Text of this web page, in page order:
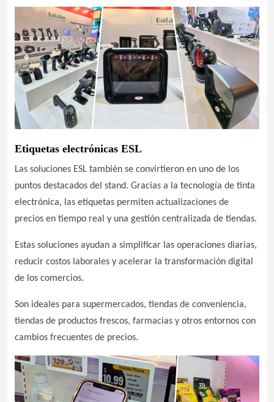
Etiquetas electrónicas ESL
Las soluciones ESL también se convirtieron en uno de los
puntos destacados del stand. Gracias a la tecnología de tinta
electrónica, las etiquetas permiten actualizaciones de
precios en tiempo real y una gestión centralizada de tiendas.
Estas soluciones ayudan a simplificar las operaciones diarias,
reducir costos laborales y acelerar la transformación digital
de los comercios.
Son ideales para supermercados, tiendas de conveniencia,
tiendas de productos frescos, farmacias y otros entornos con
cambios frecuentes de precios.